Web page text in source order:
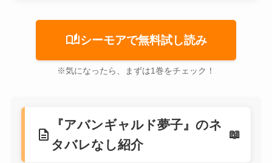
auto_storiesシーモアで無料試し読み
※気になったら、まずは1巻をチェック！
description
『アバンギャルド夢子』のネ
タバレなし紹介